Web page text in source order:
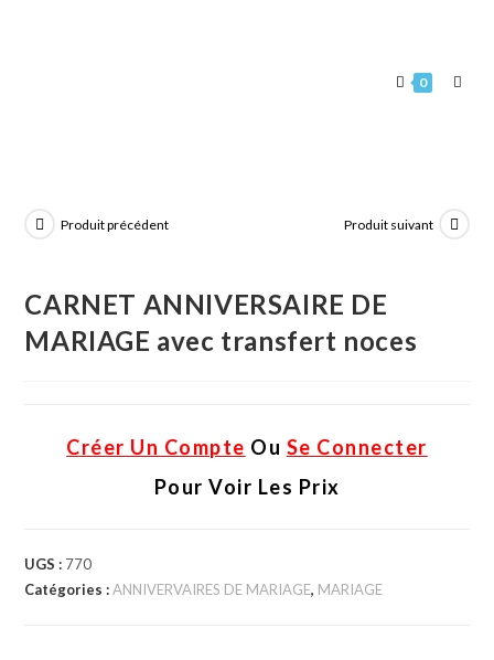
0
Produit précédent Produit suivant
CARNET ANNIVERSAIRE DE
MARIAGE avec transfert noces
Créer Un Compte Ou Se Connecter
Pour Voir Les Prix
UGS : 770
Catégories :ANNIVERVAIRES DE MARIAGE, MARIAGE